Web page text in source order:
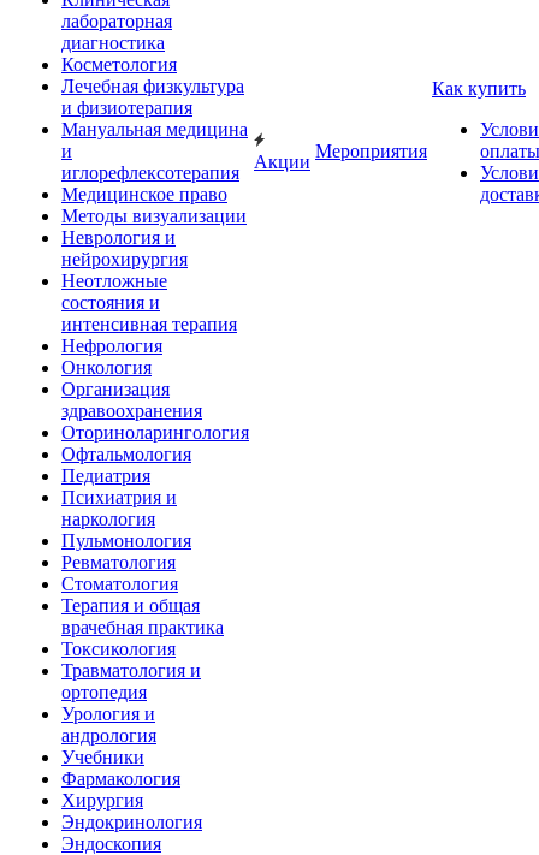
лабораторная
диагностика
Косметология
Лечебная физкультура
и физиотерапия
Мануальная медицина
и
иглорефлексотерапия
Медицинское право
Методы визуализации
Неврология и
нейрохирургия
Неотложные
состояния и
интенсивная терапия
Нефрология
Онкология
Организация
здравоохранения
Оториноларингология
Офтальмология
Педиатрия
Психиатрия и
наркология
Пульмонология
Ревматология
Стоматология
Терапия и общая
врачебная практика
Токсикология
Травматология и
ортопедия
Урология и
андрология
Учебники
Фармакология
Хирургия
Эндокринология
Эндоскопия
Акции
Мероприятия
Как купить
оплаты